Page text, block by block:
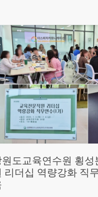
도교육연수원 횡
리더십 역량강화 직